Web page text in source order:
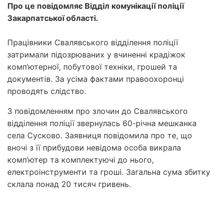
Про це повідомляє Відділ комунікації поліції
Закарпатської області.
Працівники Свалявського відділення поліції
затримали підозрюваних у вчиненні крадіжок
комп’ютерної, побутової техніки, грошей та
документів. За усіма фактами правоохоронці
проводять слідство.
З повідомленням про злочин до Свалявського
відділення поліції звернулась 60-річна мешканка
села Сусково. Заявниця повідомила про те, що
вночі з її прибудови невідома особа викрала
комп’ютер та комплектуючі до нього,
електроінструменти та гроші. Загальна сума збитку
склала понад 20 тисяч гривень.